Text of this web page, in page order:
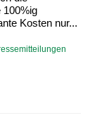
100%ig
Kosten nur...